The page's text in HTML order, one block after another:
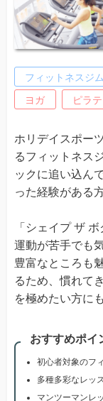
フィットネスジム
ヨガ ピラ
ホリデイスポー
るフィットネス
ックに追い込ん
った経験がある
「シェイプ ザ
運動が苦手でも
豊富なところも
るため、慣れて
を極めたい方に
おすすめポイ
初心者対象のフ
多種多彩なレッ
マンツーマンレ